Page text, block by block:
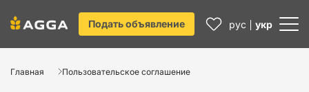
Подать объявление рус укр
Главная Пользовательское соглашение